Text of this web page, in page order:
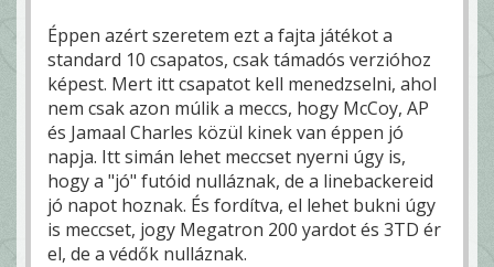
Éppen azért szeretem ezt a fajta játékot a
standard 10 csapatos, csak támadós verzióhoz
képest. Mert itt csapatot kell menedzselni, ahol
nem csak azon múlik a meccs, hogy McCoy, AP
és Jamaal Charles közül kinek van éppen jó
napja. Itt simán lehet meccset nyerni úgy is,
hogy a "jó" futóid nulláznak, de a linebackereid
jó napot hoznak. És fordítva, el lehet bukni úgy
is meccset, jogy Megatron 200 yardot és 3TD ér
el, de a védők nulláznak.